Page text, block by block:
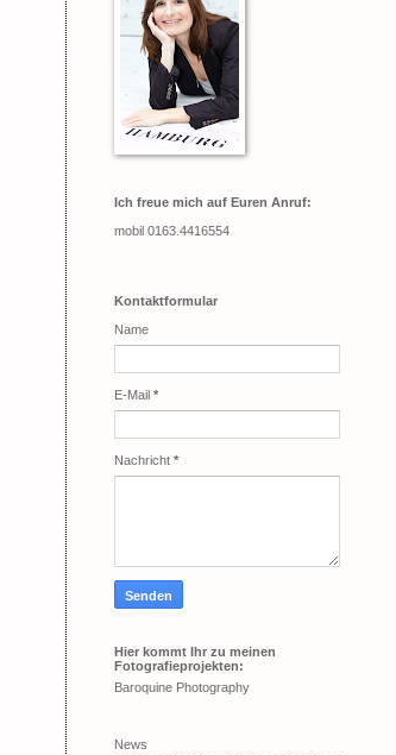
Ich freue mich auf Euren Anruf:
mobil 0163.4416554
Kontaktformular
Name
E-Mail *
Nachricht *
Hier kommt Ihr zu meinen
Fotografieprojekten:
Baroquine Photography
News